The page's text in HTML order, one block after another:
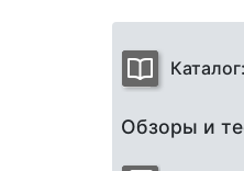
Каталог:
Обзоры и